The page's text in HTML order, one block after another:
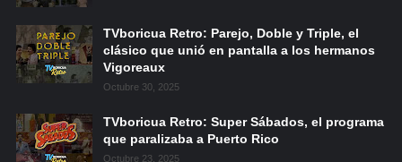
TVboricua Retro: Parejo, Doble y Triple, el
clásico que unió en pantalla a los hermanos
Vigoreaux
Octubre 30, 2025
TVboricua Retro: Super Sábados, el programa
que paralizaba a Puerto Rico
Octubre 23, 2025